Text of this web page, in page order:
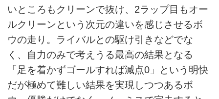
いところもクリーンで抜け、2ラップ目もオー
ルクリーンという次元の違いを感じさせるボ
ウの走り。ライバルとの駆け引きなどでな
く、自力のみで考えうる最高の結果となる
「足を着かずゴールすれば減点0」という明快
だが極めて難しい結果を実現しつつあるボ